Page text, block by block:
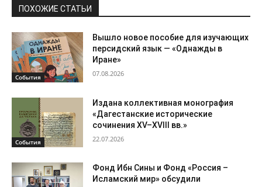
ПОХОЖИЕ СТАТЬИ
События
Вышло новое пособие для изучающих
персидский язык — «Однажды в
Иране»
07.08.2026
События
Издана коллективная монография
«Дагестанские исторические
сочинения XV–XVIII вв.»
22.07.2026
Фонд Ибн Сины и Фонд «Россия –
Исламский мир» обсудили